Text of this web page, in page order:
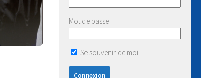
Mot de passe
Se souvenir de moi